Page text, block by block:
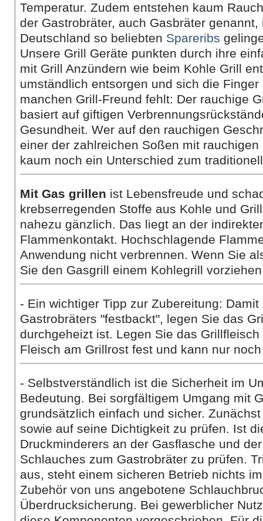
Temperatur. Zudem entstehen kaum
der Gastrobräter, auch Gasbräter
Deutschland so beliebten Spareribs
Unsere Grill Geräte punkten durch ihre
mit Grill Anzündern wie beim Kohle Grill
umständlich entsorgen und sich die
manchen Grill-Freund fehlt: Der rauchige
basiert auf giftigen
Gesundheit. Wer auf den rauchigen
einer der zahlreichen Soßen mit
kaum noch ein Unterschied zum
Mit Gas grillen ist Lebensfreude und
krebserregenden Stoffe aus Kohle und
nahezu gänzlich. Das liegt an der
Flammenkontakt. Hochschlagende
Anwendung nicht verbrennen. Wenn Sie
Sie den Gasgrill einem Kohlegrill
- Ein wichtiger Tipp zur Zubereitung:
Gastrobräters "festbackt", legen Sie das
durchgeheizt ist. Legen Sie das
Fleisch am Grillrost fest und kann nur
- Selbstverständlich ist die Sicherheit im
Bedeutung. Bei sorgfältigem Umgang mit
grundsätzlich einfach und sicher.
sowie auf seine Dichtigkeit zu prüfen. Ist
Druckminderers an der Gasflasche und
Schlauches zum Gastrobräter zu prüfen.
aus, steht einem sicheren Betrieb nichts
Zubehör von uns angebotene
Überdrucksicherung. Bei gewerblicher